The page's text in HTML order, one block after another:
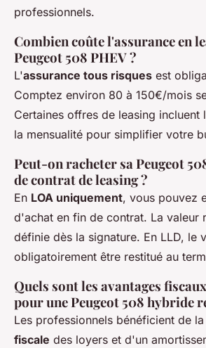
professionnels.
Combien coûte l'assurance en
Peugeot 508 PHEV ?
L'assurance tous risques est
Comptez environ 80 à 150€/mois
Certaines offres de leasing incluent
la mensualité pour simplifier votre
Peut-on racheter sa Peugeot
de contrat de leasing ?
En LOA uniquement, vous pouvez
d'achat en fin de contrat. La valeur
définie dès la signature. En LLD, le
obligatoirement être restitué au
Quels sont les avantages
pour une Peugeot 508 hybride
Les professionnels bénéficient de la
fiscale des loyers et d'un